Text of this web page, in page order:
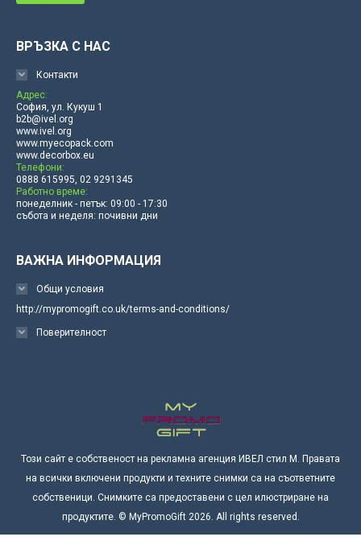
ВРЪЗКА С НАС
Контакти
Адрес:
София, ул. Кукуш 1
b2b@ivel.org
www.ivel.org
www.myecopack.com
www.decorbox.eu
Телефони:
0888 615995, 02 9291345
Работно време:
понеделник - петък: 09:00 - 17:30
събота и неделя: почивни дни
ВАЖНА ИНФОРМАЦИЯ
Общи условия
http://mypromogift.co.uk/terms-and-conditions/
Поверителност
Този сайт е собственост на рекламна агенция ИВЕЛ стил М. Правата
на всички включени продукти и техните снимки са на съответните
собственици. Снимките са предоставени с цел илюстриране на
продуктите. © MyPromoGift 2026. All rights reserved.